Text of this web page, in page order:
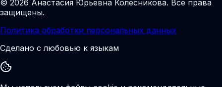
© 2026 Анастасия Юрьевна Колесникова. Все права
защищены.
Политика обработки персональных данных
Сделано с любовью к языкам